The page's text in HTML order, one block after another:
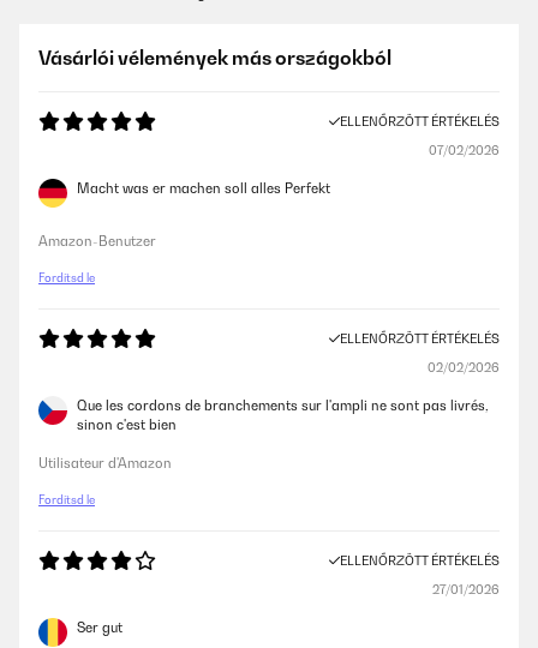
Vásárlói vélemények más országokból
ELLENŐRZÖTT ÉRTÉKELÉS
07/02/2026
Macht was er machen soll alles Perfekt
Amazon-Benutzer
Fordítsd le
ELLENŐRZÖTT ÉRTÉKELÉS
02/02/2026
Que les cordons de branchements sur l'ampli ne sont pas livrés,
sinon c'est bien
Utilisateur d'Amazon
Fordítsd le
ELLENŐRZÖTT ÉRTÉKELÉS
27/01/2026
Ser gut